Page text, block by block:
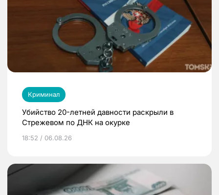
Криминал
Убийство 20-летней давности раскрыли в
Стрежевом по ДНК на окурке
18:52 / 06.08.26